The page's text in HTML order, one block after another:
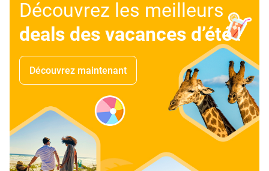
Découvrez les meilleurs
deals des vacances d’été!
Découvrez maintenant